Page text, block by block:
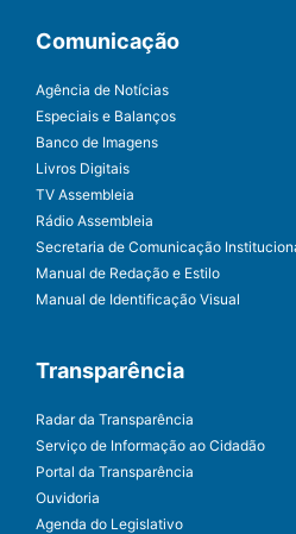
Comunicação
Agência de Notícias
Especiais e Balanços
Banco de Imagens
Livros Digitais
TV Assembleia
Rádio Assembleia
Secretaria de Comunicação
Manual de Redação e Estilo
Manual de Identificação Visual
Transparência
Radar da Transparência
Serviço de Informação ao Cidadão
Portal da Transparência
Ouvidoria
Agenda do Legislativo